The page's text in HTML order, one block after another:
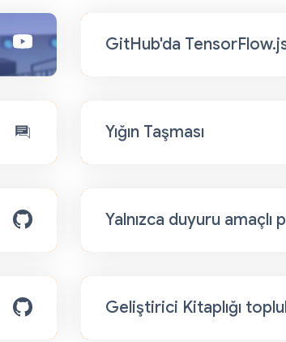
GitHub'da
Yığın Taşması
Yalnızca duyuru amaçlı
Geliştirici Kitaplığı